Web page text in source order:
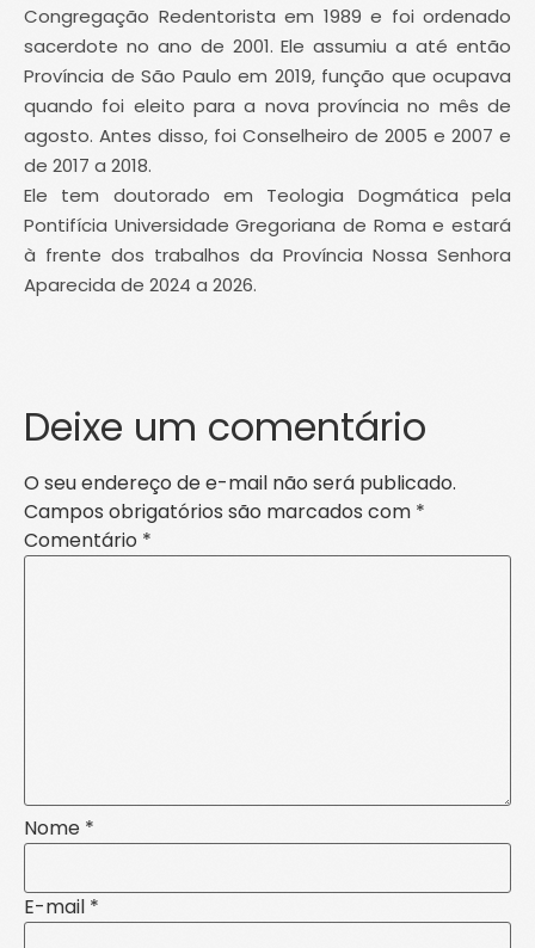
Congregação Redentorista em 1989 e foi ordenado
sacerdote no ano de 2001. Ele assumiu a até então
Província de São Paulo em 2019, função que ocupava
quando foi eleito para a nova província no mês de
agosto. Antes disso, foi Conselheiro de 2005 e 2007 e
de 2017 a 2018.
Ele tem doutorado em Teologia Dogmática pela
Pontifícia Universidade Gregoriana de Roma e estará
à frente dos trabalhos da Província Nossa Senhora
Aparecida de 2024 a 2026.
Deixe um comentário
O seu endereço de e-mail não será publicado.
Campos obrigatórios são marcados com *
Comentário *
Nome *
E-mail *